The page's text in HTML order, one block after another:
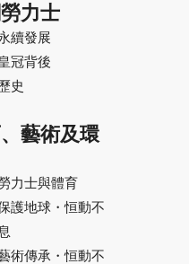
力士
續發展
冠背後
史
藝術及環
力士與體育
護地球・恒動不
術傳承・恒動不